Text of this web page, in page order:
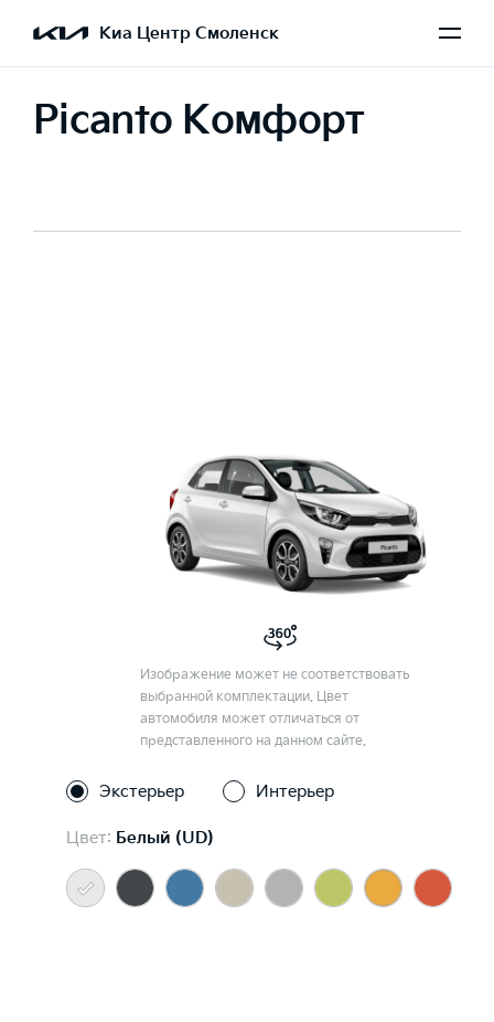
Киа Центр Смоленск
Picanto Комфорт
Изображение может не соответствовать
выбранной комплектации. Цвет
автомобиля может отличаться от
представленного на данном сайте.
Экстерьер Интерьер
Цвет: Белый (UD)